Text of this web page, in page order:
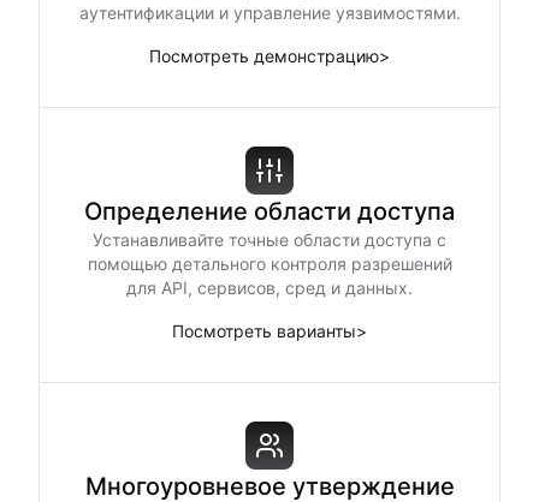
аутентификации и управление уязвимостями.
Посмотреть демонстрацию>
Определение области доступа
Устанавливайте точные области доступа с
помощью детального контроля разрешений
для API, сервисов, сред и данных.
Посмотреть варианты>
Многоуровневое утверждение